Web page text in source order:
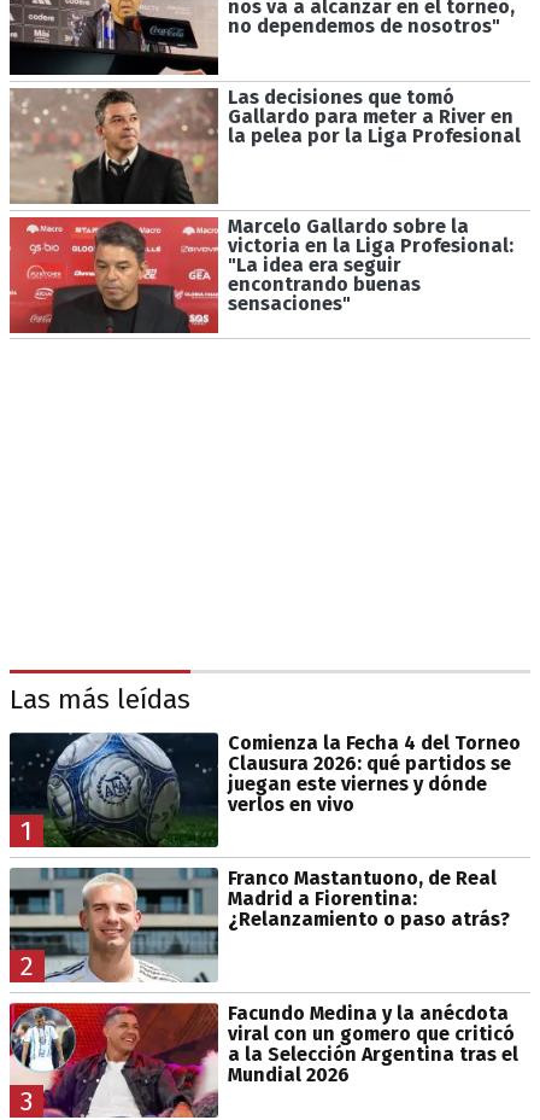
nos va a alcanzar en el torneo,
no dependemos de nosotros"
Las decisiones que tomó
Gallardo para meter a River en
la pelea por la Liga Profesional
Marcelo Gallardo sobre la
victoria en la Liga Profesional:
"La idea era seguir
encontrando buenas
sensaciones"
Las más leídas
1
Comienza la Fecha 4 del Torneo
Clausura 2026: qué partidos se
juegan este viernes y dónde
verlos en vivo
2
Franco Mastantuono, de Real
Madrid a Fiorentina:
¿Relanzamiento o paso atrás?
3
Facundo Medina y la anécdota
viral con un gomero que criticó
a la Selección Argentina tras el
Mundial 2026